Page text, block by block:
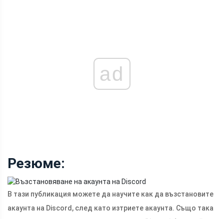
ad
Резюме:
В тази публикация можете да научите как да възстановите
акаунта на Discord, след като изтриете акаунта. Също така